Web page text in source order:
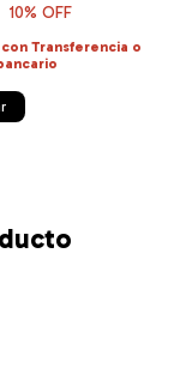
10% OFF
con Transferencia o